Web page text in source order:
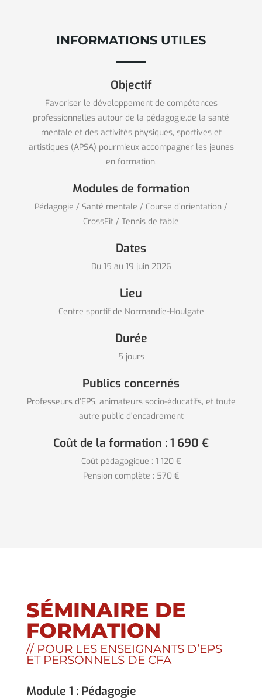
INFORMATIONS UTILES
Objectif
Favoriser le développement de compétences
professionnelles autour de la pédagogie,de la santé
mentale et des activités physiques, sportives et
artistiques (APSA) pourmieux accompagner les jeunes
en formation.
Modules de formation
Pédagogie / Santé mentale / Course d’orientation /
CrossFit / Tennis de table
Dates
Du 15 au 19 juin 2026
Lieu
Centre sportif de Normandie-Houlgate
Durée
5 jours
Publics concernés
Professeurs d’EPS, animateurs socio-éducatifs, et toute
autre public d’encadrement
Coût de la formation : 1 690 €
Coût pédagogique : 1 120 €
Pension complète : 570 €
SÉMINAIRE DE
FORMATION
// POUR LES ENSEIGNANTS D’EPS
ET PERSONNELS DE CFA
Module 1 : Pédagogie